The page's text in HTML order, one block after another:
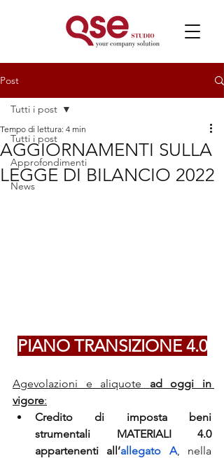
Post
Tutti i post
Approfondimenti
News
Tutti i post
AGGIORNAMENTI SULLA
LEGGE DI BILANCIO 2022
Tempo di lettura: 4 min
PIANO TRANSIZIONE 4.0
Agevolazioni e aliquote ad oggi in
vigore:
Credito di imposta beni
strumentali MATERIALI 4.0
appartenenti all’allegato A, nella